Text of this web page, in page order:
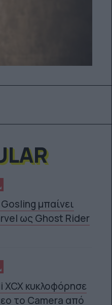
μπαίνει
ως Ghost Rider
XCX κυκλοφόρησε
το Camera από